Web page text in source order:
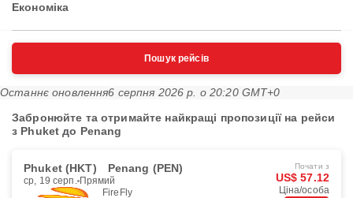
Економіка
Пошук рейсів
Останнє оновлення6 серпня 2026 р. о 20:20 GMT+0
Забронюйте та отримайте найкращі пропозиції на рейси
з Phuket до Penang
Phuket (HKT) Penang (PEN)
ср, 19 серп. Прямий
FireFly
Почати з
US$ 57.12
Ціна/особа